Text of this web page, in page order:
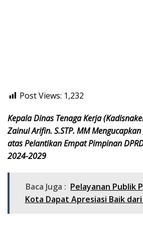
Post Views: 1,232
Kepala Dinas Tenaga Kerja
Zainul Arifin. S.STP. MM
atas Pelantikan Empat Pimpinan
2024-2029
Baca Juga : Pelayanan Publik
Kota Dapat Apresiasi Baik